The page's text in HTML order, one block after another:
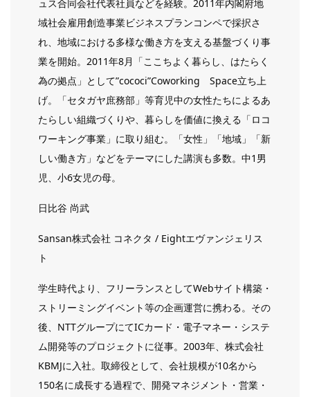
ュス合同会社代表社員などを経験。2011年内閣府地
域社会雇用創造事業ビジネスプランコンペで採択さ
れ、地域における多様な働き方を支える基盤づくり事
業を開始。2011年8月「ここちよく暮らし、はたらく
為の拠点」として”cococi”Coworking Space立ち上
げ。「セタガヤ庶務部」等育児中の女性たちによるあ
たらしい組織づくりや、暮らしを価値に換える「ロコ
ワーキング事業」に取り組む。「女性」「地域」「新
しい働き方」などをテーマにした講演も多数。中1男
児、小6女児の母。
日比谷 尚武
Sansan株式会社 コネクタ / Eightエヴァンジェリス
ト
学生時代より、フリーランスとしてWebサイト構築・
ストリーミングイベント等の企画運営に携わる。その
後、NTTグループにてICカード・電子マネー・システ
ム開発等のプロジェクトに従事。2003年、株式会社
KBMJに入社。取締役として、会社規模が10名から
150名に成長する過程で、開発マネジメント・営業・